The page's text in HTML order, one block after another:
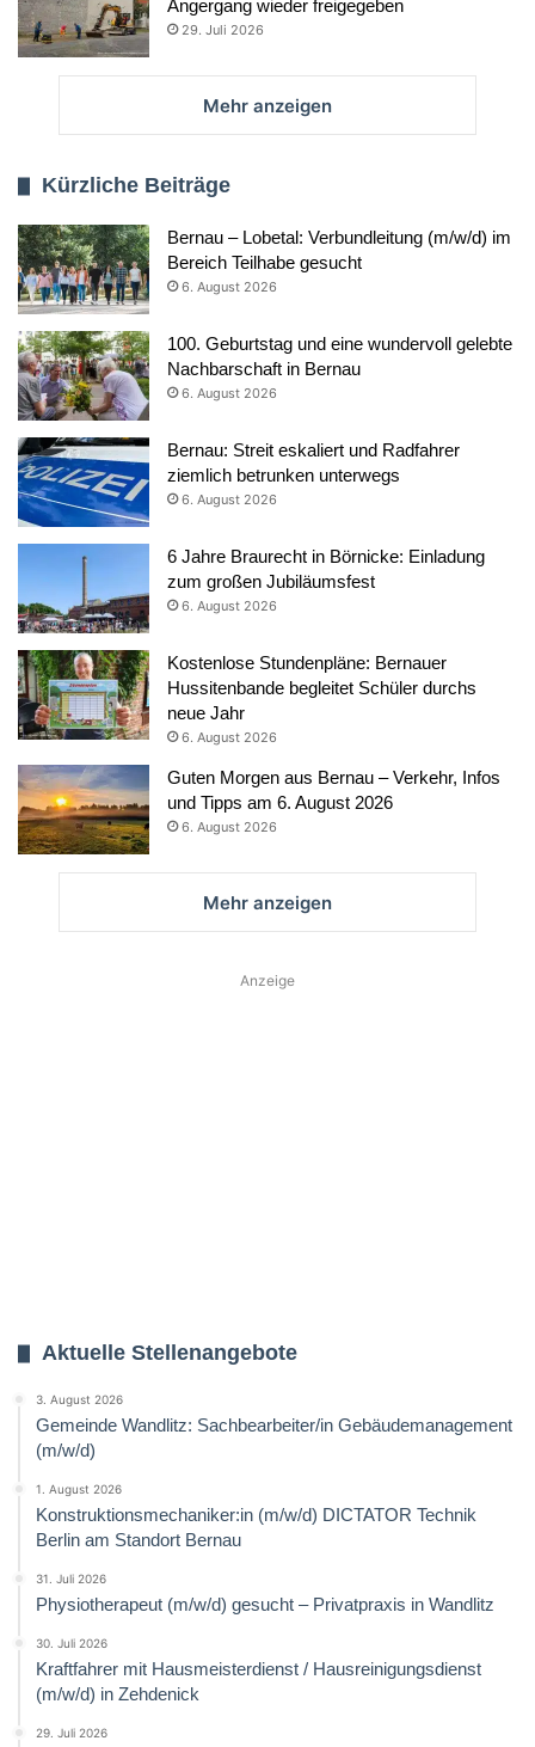
Angergang wieder freigegeben
29. Juli 2026
Mehr anzeigen
Kürzliche Beiträge
Bernau – Lobetal: Verbundleitung (m/w/d) im
Bereich Teilhabe gesucht
6. August 2026
100. Geburtstag und eine wundervoll gelebte
Nachbarschaft in Bernau
6. August 2026
Bernau: Streit eskaliert und Radfahrer
ziemlich betrunken unterwegs
6. August 2026
6 Jahre Braurecht in Börnicke: Einladung
zum großen Jubiläumsfest
6. August 2026
Kostenlose Stundenpläne: Bernauer
Hussitenbande begleitet Schüler durchs
neue Jahr
6. August 2026
Guten Morgen aus Bernau – Verkehr, Infos
und Tipps am 6. August 2026
6. August 2026
Mehr anzeigen
Anzeige
Aktuelle Stellenangebote
3. August 2026
Gemeinde Wandlitz: Sachbearbeiter/in Gebäudemanagement
(m/w/d)
1. August 2026
Konstruktionsmechaniker:in (m/w/d) DICTATOR Technik
Berlin am Standort Bernau
31. Juli 2026
Physiotherapeut (m/w/d) gesucht – Privatpraxis in Wandlitz
30. Juli 2026
Kraftfahrer mit Hausmeisterdienst / Hausreinigungsdienst
(m/w/d) in Zehdenick
29. Juli 2026